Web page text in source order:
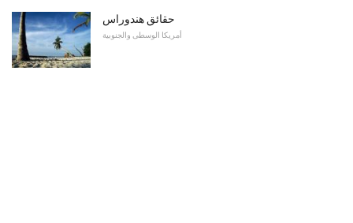
حقائق هندوراس
أمريكا الوسطى والجنوبية